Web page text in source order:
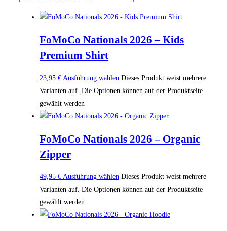
FoMoCo Nationals 2026 – Kids
Premium Shirt
23,95 € Ausführung wählen Dieses Produkt weist mehrere
Varianten auf. Die Optionen können auf der Produktseite
gewählt werden
FoMoCo Nationals 2026 – Organic
Zipper
49,95 €Ausführung wählen Dieses Produkt weist mehrere
Varianten auf. Die Optionen können auf der Produktseite
gewählt werden